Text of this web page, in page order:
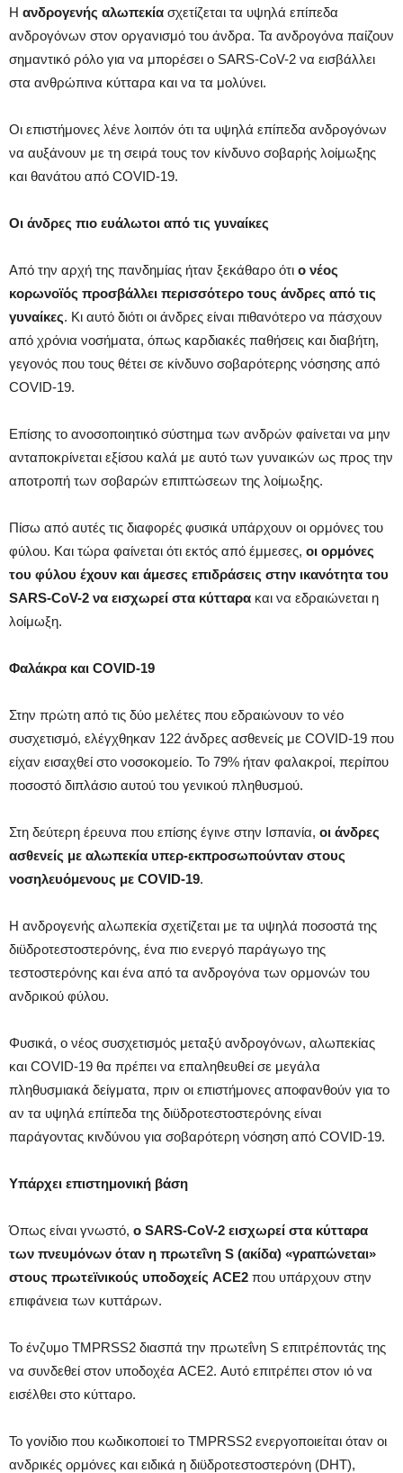
Η ανδρογενής αλωπεκία σχετίζεται τα υψηλά επίπεδα
ανδρογόνων στον οργανισμό του άνδρα. Τα ανδρογόνα παίζουν
σημαντικό ρόλο για να μπορέσει ο SARS-CoV-2 να εισβάλλει
στα ανθρώπινα κύτταρα και να τα μολύνει.
Οι επιστήμονες λένε λοιπόν ότι τα υψηλά επίπεδα ανδρογόνων
να αυξάνουν με τη σειρά τους τον κίνδυνο σοβαρής λοίμωξης
και θανάτου από COVID-19.
Οι άνδρες πιο ευάλωτοι από τις γυναίκες
Από την αρχή της πανδημίας ήταν ξεκάθαρο ότι ο νέος
κορωνοϊός προσβάλλει περισσότερο τους άνδρες από τις
γυναίκες. Κι αυτό διότι οι άνδρες είναι πιθανότερο να πάσχουν
από χρόνια νοσήματα, όπως καρδιακές παθήσεις και διαβήτη,
γεγονός που τους θέτει σε κίνδυνο σοβαρότερης νόσησης από
COVID-19.
Επίσης το ανοσοποιητικό σύστημα των ανδρών φαίνεται να μην
ανταποκρίνεται εξίσου καλά με αυτό των γυναικών ως προς την
αποτροπή των σοβαρών επιπτώσεων της λοίμωξης.
Πίσω από αυτές τις διαφορές φυσικά υπάρχουν οι ορμόνες του
φύλου. Και τώρα φαίνεται ότι εκτός από έμμεσες, οι ορμόνες
του φύλου έχουν και άμεσες επιδράσεις στην ικανότητα του
SARS-CoV-2 να εισχωρεί στα κύτταρα και να εδραιώνεται η
λοίμωξη.
Φαλάκρα και COVID-19
Στην πρώτη από τις δύο μελέτες που εδραιώνουν το νέο
συσχετισμό, ελέγχθηκαν 122 άνδρες ασθενείς με COVID-19 που
είχαν εισαχθεί στο νοσοκομείο. Το 79% ήταν φαλακροί, περίπου
ποσοστό διπλάσιο αυτού του γενικού πληθυσμού.
Στη δεύτερη έρευνα που επίσης έγινε στην Ισπανία, οι άνδρες
ασθενείς με αλωπεκία υπερ-εκπροσωπούνταν στους
νοσηλευόμενους με COVID-19.
Η ανδρογενής αλωπεκία σχετίζεται με τα υψηλά ποσοστά της
διϋδροτεστοστερόνης, ένα πιο ενεργό παράγωγο της
τεστοστερόνης και ένα από τα ανδρογόνα των ορμονών του
ανδρικού φύλου.
Φυσικά, ο νέος συσχετισμός μεταξύ ανδρογόνων, αλωπεκίας
και COVID-19 θα πρέπει να επαληθευθεί σε μεγάλα
πληθυσμιακά δείγματα, πριν οι επιστήμονες αποφανθούν για το
αν τα υψηλά επίπεδα της διϋδροτεστοστερόνης είναι
παράγοντας κινδύνου για σοβαρότερη νόσηση από COVID-19.
Υπάρχει επιστημονική βάση
Όπως είναι γνωστό, ο SARS-CoV-2 εισχωρεί στα κύτταρα
των πνευμόνων όταν η πρωτεΐνη S (ακίδα) «γραπώνεται»
στους πρωτεϊνικούς υποδοχείς ACE2 που υπάρχουν στην
επιφάνεια των κυττάρων.
Το ένζυμο TMPRSS2 διασπά την πρωτεΐνη S επιτρέποντάς της
να συνδεθεί στον υποδοχέα ACE2. Αυτό επιτρέπει στον ιό να
εισέλθει στο κύτταρο.
Το γονίδιο που κωδικοποιεί το TMPRSS2 ενεργοποιείται όταν οι
ανδρικές ορμόνες και ειδικά η διϋδροτεστοστερόνη (DHT),